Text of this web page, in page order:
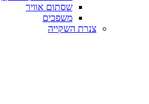
שסתום אוויר
משפכים
צנרת השקייה